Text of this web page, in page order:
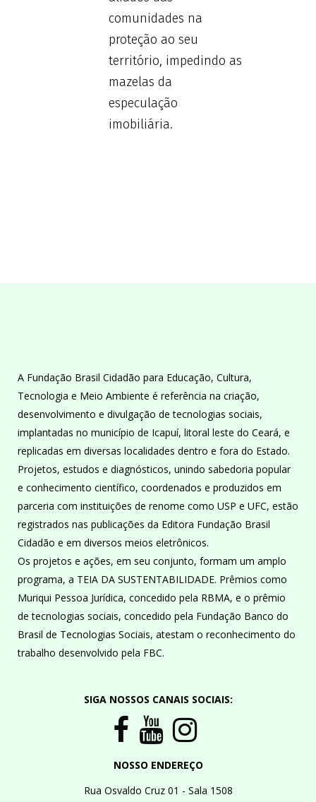
comunidades na
proteção ao seu
território, impedindo as
mazelas da
especulação
imobiliária.
A Fundação Brasil Cidadão para Educação, Cultura,
Tecnologia e Meio Ambiente é referência na criação,
desenvolvimento e divulgação de tecnologias sociais,
implantadas no município de Icapuí, litoral leste do Ceará, e
replicadas em diversas localidades dentro e fora do Estado.
Projetos, estudos e diagnósticos, unindo sabedoria popular
e conhecimento científico, coordenados e produzidos em
parceria com instituições de renome como USP e UFC, estão
registrados nas publicações da Editora Fundação Brasil
Cidadão e em diversos meios eletrônicos.
Os projetos e ações, em seu conjunto, formam um amplo
programa, a TEIA DA SUSTENTABILIDADE. Prêmios como
Muriqui Pessoa Jurídica, concedido pela RBMA, e o prêmio
de tecnologias sociais, concedido pela Fundação Banco do
Brasil de Tecnologias Sociais, atestam o reconhecimento do
trabalho desenvolvido pela FBC.
SIGA NOSSOS CANAIS SOCIAIS:
NOSSO ENDEREÇO
Rua Osvaldo Cruz 01 - Sala 1508